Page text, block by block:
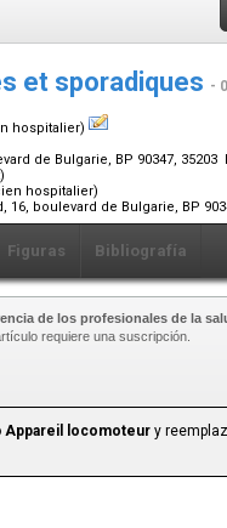
et sporadiques -
hospitalier)
de Bulgarie, BP 90347,
hospitalier)
boulevard de Bulgarie, BP
Figuras Bibliografía
de los profesionales de la
requiere una suscripción.
Appareil locomoteury